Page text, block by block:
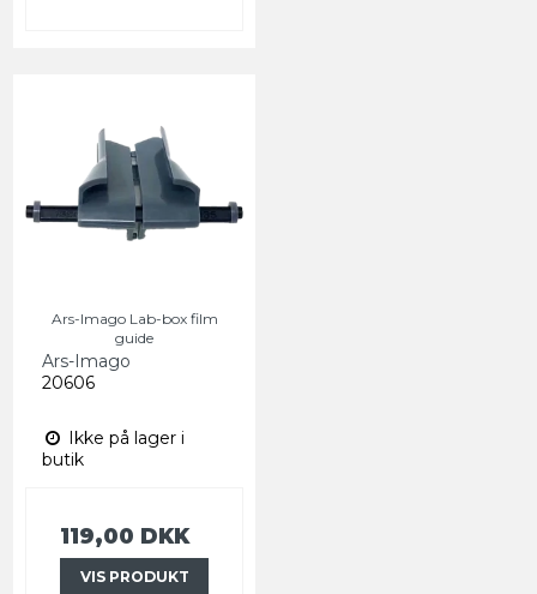
Ars-Imago Lab-box film
guide
Ars-Imago
20606
Ikke på lager i
butik
119,00 DKK
VIS PRODUKT